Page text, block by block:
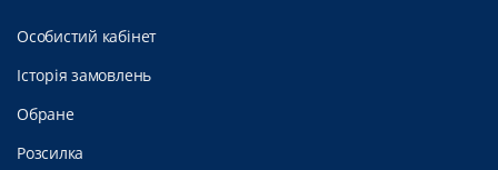
Особистий кабінет
Історія замовлень
Обране
Розсилка